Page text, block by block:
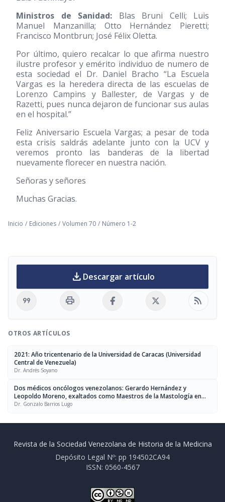
Ministros de Sanidad: Blas Bruni Celli; Luis
Manuel Manzanilla; Otto Hernández Pieretti;
Francisco Montbrun; José Félix Oletta.
Por último, quiero recalcar lo que afirma nuestro
ilustre profesor y emérito individuo de numero de
esta sociedad el Dr. Daniel Bracho “La Escuela
Vargas es la heredera directa de las escuelas de
Lorenzo Campins y Ballester, de Vargas y de
Razetti, pues nunca dejaron de funcionar sus aulas
en el hospital.”
Feliz Aniversario Escuela Vargas; a pesar de toda
esta crisis saldrás adelante junto con la UCV y
veremos pronto las banderas de la libertad
nuevamente florecer en nuestra nación.
Señoras y señores
Muchas Gracias.
Inicio / Ediciones / Volumen 70 / Número 1-2
download Descargar artículo
format_quote print rss_feed
OTROS ARTÍCULOS
2021: Año tricentenario de la Universidad de Caracas (Universidad
Central de Venezuela)
Dr. Andrés Soyano
Dos médicos oncólogos venezolanos: Gerardo Hernández y
Leopoldo Moreno, exaltados como Maestros de la Mastología en
Latinoamérica
Dr. Gonzalo Barrios Lugo
Revista de la Sociedad Venezolana de Historia de la Medicina
Depósito Legal Nº: pp 194502CA94
ISSN: 0560-4567